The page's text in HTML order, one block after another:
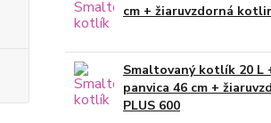
cm + žiaruvzdorná
Smaltovaný kotlík 20 L
panvica 46 cm +
PLUS 600